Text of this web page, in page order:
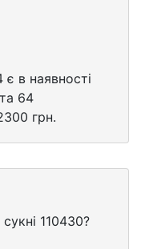
в наявності
64
грн.
110430?